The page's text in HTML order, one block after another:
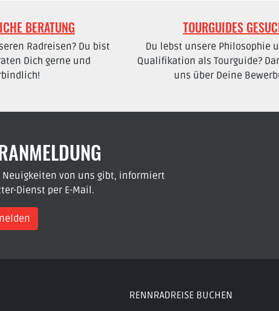
BERATUNG
Radreisen? Du bist
Dich gerne und
TOURGUIDES
Du lebst unsere Philosophie
Qualifikation als Tourguide?
uns über Deine
Neuigkeiten von uns gibt, informiert
Dienst per E-Mail.
RENNRADREISE BUCHEN